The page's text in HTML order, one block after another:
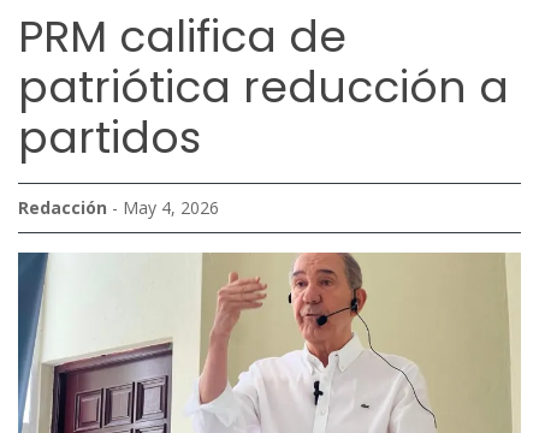
PRM califica de
patriótica reducción a
partidos
Redacción - May 4, 2026